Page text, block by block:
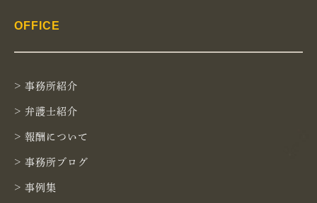
OFFICE
> 事務所紹介
> 弁護士紹介
> 報酬について
> 事務所ブログ
> 事例集